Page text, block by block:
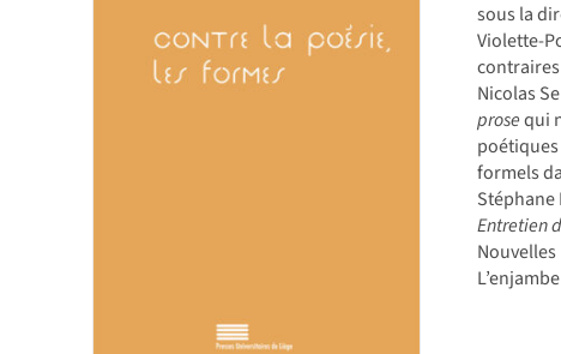
sous la
Violette-
Nicolas
prosequi
formels
Entretien
Nouvelles